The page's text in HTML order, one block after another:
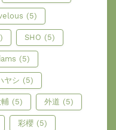
(5)
SHO (5)
(5)
ヤシ (5)
(5) 外道 (5)
彩櫻 (5)